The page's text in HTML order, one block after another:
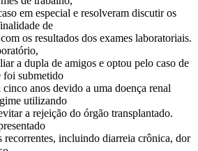
em especial e resolveram discutir os
de
os resultados dos exames laboratoriais.
a dupla de amigos e optou pelo caso de
foi submetido
anos devido a uma doença renal
utilizando
a rejeição do órgão transplantado.
recorrentes, incluindo diarreia crônica, dor